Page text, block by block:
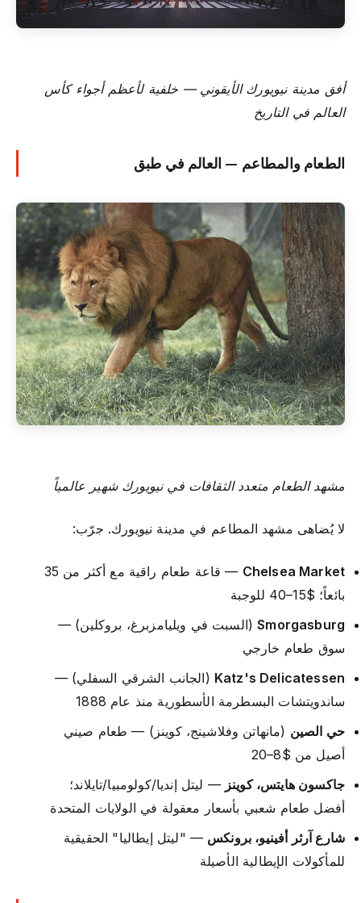
أفق مدينة نيويورك الأيقوني — خلفية لأعظم أجواء كأس
العالم في التاريخ
الطعام والمطاعم — العالم في طبق
مشهد الطعام متعدد الثقافات في نيويورك شهير عالمياً
لا يُضاهى مشهد المطاعم في مدينة نيويورك. جرّب:
Chelsea Market
— قاعة طعام راقية مع أكثر من 35
بائعاً؛ $15–40 للوجبة
Smorgasburg(السبت في ويليامزبرغ، بروكلين) —
سوق طعام خارجي
Katz's Delicatessen (الجانب الشرقي السفلي) —
ساندويتشات البسطرمة الأسطورية منذ عام 1888
حي الصين (مانهاتن وفلاشينج، كوينز) — طعام صيني
أصيل من $8–20
جاكسون هايتس، كوينز — ليتل إنديا/كولومبيا/تايلاند؛
أفضل طعام شعبي بأسعار معقولة في الولايات المتحدة
شارع آرثر أفينيو، برونكس — "ليتل إيطاليا" الحقيقية
للمأكولات الإيطالية الأصيلة